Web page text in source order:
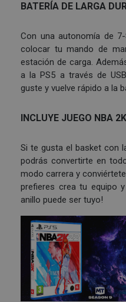
BATERÍA DE LARGA
Con una autonomía de
colocar tu mando de
estación de carga.
a la PS5 a través de
guste y vuelve rápido a la
INCLUYE JUEGO NBA
Si te gusta el basket con
podrás convertirte en
modo carrera y
prefieres crea tu equipo
anillo puede ser tuyo!